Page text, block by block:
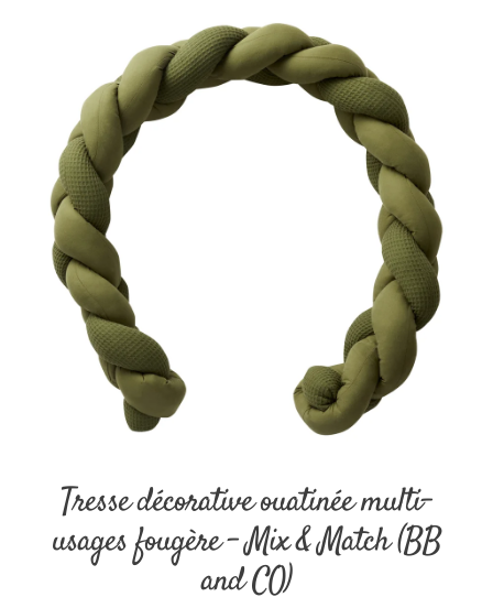
Tresse décorative ouatinée multi-
usages fougère – Mix & Match (BB
and CO)